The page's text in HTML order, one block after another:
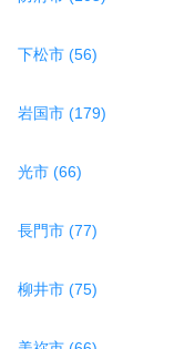
下松市 (56)
岩国市 (179)
光市 (66)
長門市 (77)
柳井市 (75)